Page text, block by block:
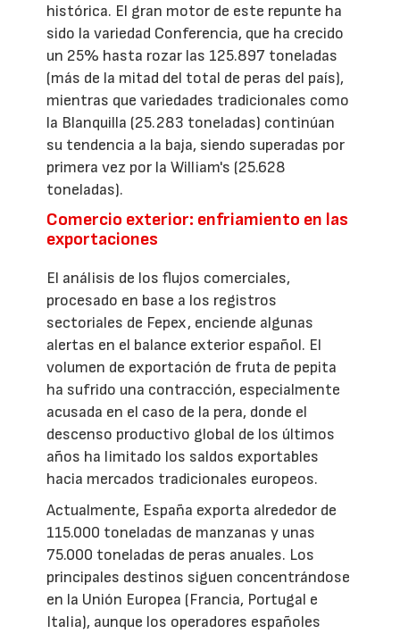
histórica. El gran motor de este repunte ha
sido la variedad Conferencia, que ha crecido
un 25% hasta rozar las 125.897 toneladas
(más de la mitad del total de peras del país),
mientras que variedades tradicionales como
la Blanquilla (25.283 toneladas) continúan
su tendencia a la baja, siendo superadas por
primera vez por la William's (25.628
toneladas).
Comercio exterior: enfriamiento en las
exportaciones
El análisis de los flujos comerciales,
procesado en base a los registros
sectoriales de Fepex, enciende algunas
alertas en el balance exterior español. El
volumen de exportación de fruta de pepita
ha sufrido una contracción, especialmente
acusada en el caso de la pera, donde el
descenso productivo global de los últimos
años ha limitado los saldos exportables
hacia mercados tradicionales europeos.
Actualmente, España exporta alrededor de
115.000 toneladas de manzanas y unas
75.000 toneladas de peras anuales. Los
principales destinos siguen concentrándose
en la Unión Europea (Francia, Portugal e
Italia), aunque los operadores españoles